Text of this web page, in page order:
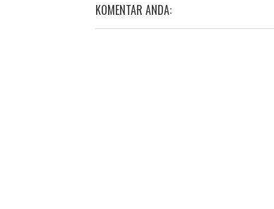
KOMENTAR ANDA: